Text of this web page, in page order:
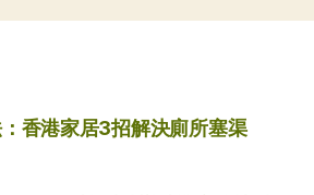
香港家居3招解決廁所塞渠